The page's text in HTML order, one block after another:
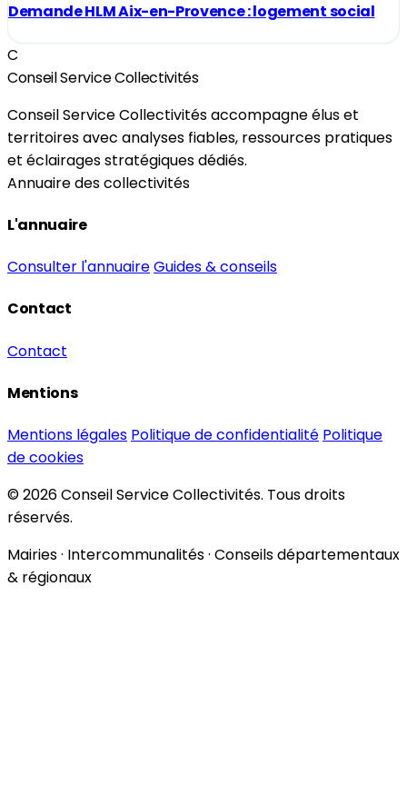
Demande HLM Aix-en-Provence : logement social
C
Conseil Service Collectivités
Conseil Service Collectivités accompagne élus et
territoires avec analyses fiables, ressources pratiques
et éclairages stratégiques dédiés.
Annuaire des collectivités
L'annuaire
Consulter l'annuaireGuides & conseils
Contact
Contact
Mentions
Mentions légales Politique de confidentialité Politique
de cookies
© 2026 Conseil Service Collectivités. Tous droits
réservés.
Mairies · Intercommunalités · Conseils départementaux
& régionaux